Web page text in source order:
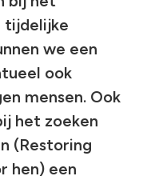
tijdelijke
we een
ook
mensen. Ook
het zoeken
(Restoring
hen) een